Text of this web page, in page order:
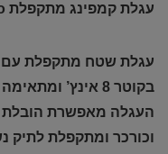
עגלת קמפינג מתקפלת Camp&Go דגם Off Road
עגלת שטח מתקפלת עם
בקוטר 8 אינץ’ ומתאימה במיוחד לקמפינג וטיולי שטח.
העגלה מאפשרת הובלת
וכורכר ומתקפלת לתיק